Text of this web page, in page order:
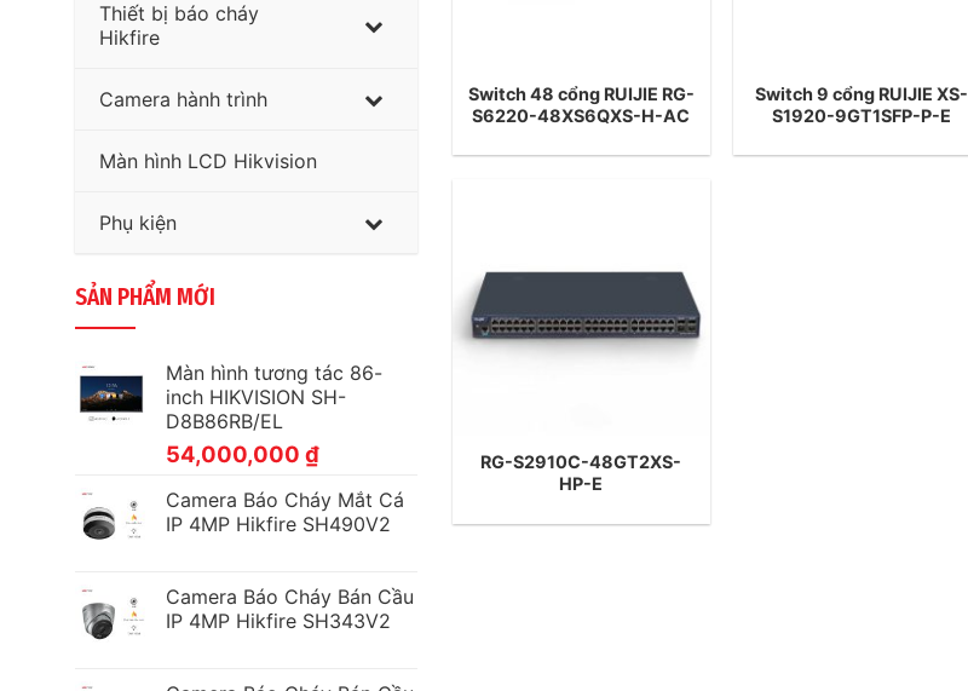
Thiết bị báo cháy
Hikfire
Camera hành trình
Màn hình LCD Hikvision
Phụ kiện
SẢN PHẨM MỚI
Màn hình tương tác 86-
inch HIKVISION SH-
D8B86RB/EL
54,000,000 ₫
Camera Báo Cháy Mắt Cá
IP 4MP Hikfire SH490V2
Camera Báo Cháy Bán Cầu
IP 4MP Hikfire SH343V2
Switch 48 cổng RUIJIE RG-
S6220-48XS6QXS-H-AC
Switch 9 cổng RUIJIE XS-
S1920-9GT1SFP-P-E
RG-S2910C-48GT2XS-
HP-E